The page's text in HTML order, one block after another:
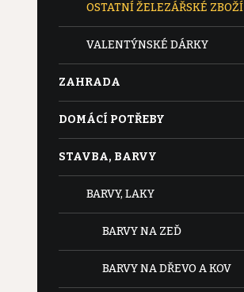
OSTATNÍ ŽELEZÁŘSKÉ ZBOŽÍ
VALENTÝNSKÉ DÁRKY
ZAHRADA
DOMÁCÍ POTŘEBY
STAVBA, BARVY
BARVY, LAKY
BARVY NA ZEĎ
BARVY NA DŘEVO A KOV